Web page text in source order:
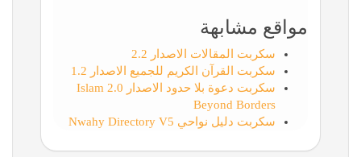
مواقع مشابهة
سكربت المقالات الاصدار 2.2
سكربت القرآن الكريم للجميع الاصدار 1.2
سكربت دعوة بلا حدود الاصدار 2.0 Islam
Beyond Borders
سكربت دليل نواحي Nwahy Directory V5